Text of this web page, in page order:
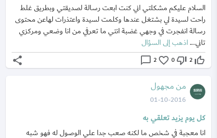
السلام عليكم مشكلتي اني كنت ابعت رسالة لصديقتي وبطريق غلط
راحت لسيدة لي بشتغل عندها وكلمت لسيدة واعتذرات لهاعن محتوى
رسالة انفجرت في وجهي غضبة انتي ما تعرفي من انا وضعي ومركزي
تاني...اذهب إلى السؤال
thumb_up_off_alt
2
thumb_down_off_alt
0
favorite_border
2
chat_bubble_outline
share
من مجهول
01-10-2016
كل يوم يزيد تعلقي به
انا معجبة في شخص ما لكنه صعب جدا علي الوصول له فهو شبه